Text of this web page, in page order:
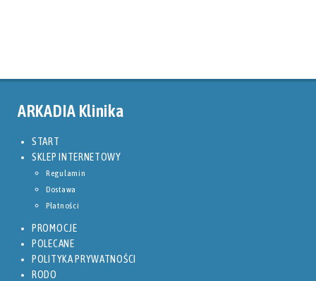
ARKADIA Klinika
START
SKLEP INTERNETOWY
Regulamin
Dostawa
Płatności
PROMOCJE
POLECANE
POLITYKA PRYWATNOŚCI
RODO